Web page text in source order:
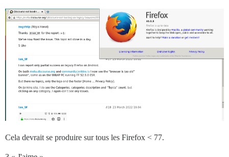
Cela devrait se produire sur tous les Firefox < 77.